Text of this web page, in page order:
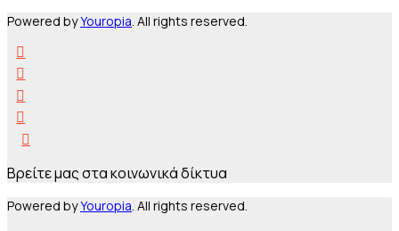
Powered byYouropia. All rights reserved.
Βρείτε μας στα κοινωνικά δίκτυα
Powered byYouropia . All rights reserved.